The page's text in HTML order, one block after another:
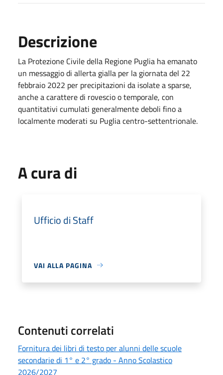
Descrizione
La Protezione Civile della Regione Puglia ha emanato
un messaggio di allerta gialla per la giornata del 22
febbraio 2022 per precipitazioni da isolate a sparse,
anche a carattere di rovescio o temporale, con
quantitativi cumulati generalmente deboli fino a
localmente moderati su Puglia centro-settentrionale.
A cura di
Ufficio di Staff
VAI ALLA PAGINA
Contenuti correlati
Fornitura dei libri di testo per alunni delle scuole
secondarie di 1° e 2° grado - Anno Scolastico
2026/2027